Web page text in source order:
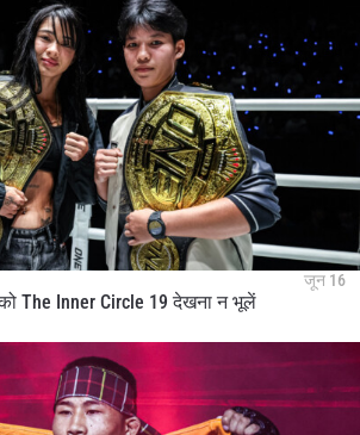
जून 16
The Inner Circle 19 देखना न भूलें